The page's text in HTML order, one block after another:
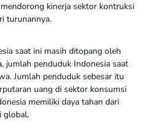
kinerja sektor kontruksi
turunannya.
saat ini masih ditopang oleh
jumlah penduduk Indonesia saat
Jumlah penduduk sebesar itu
uang di sektor konsumsi
memiliki daya tahan dari
global.